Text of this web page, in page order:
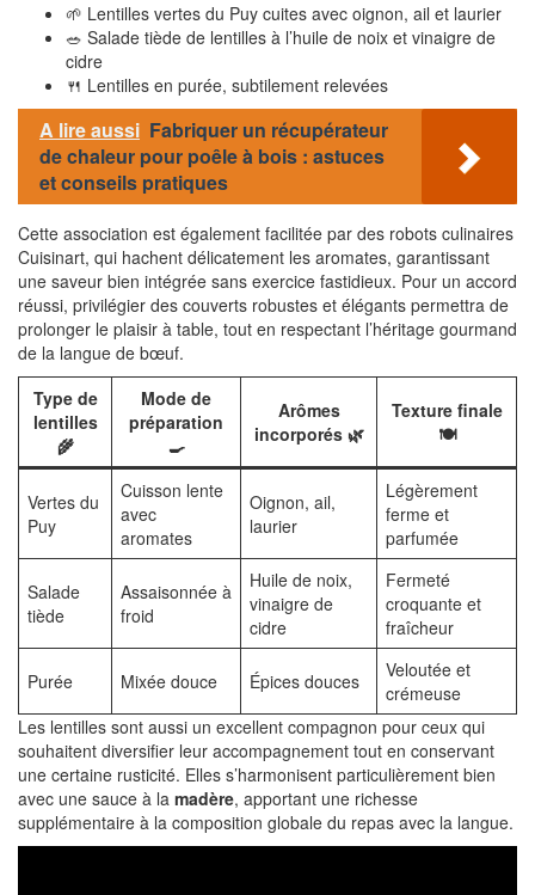
🌱 Lentilles vertes du Puy cuites avec oignon, ail et laurier
🥗 Salade tiède de lentilles à l’huile de noix et vinaigre de
cidre
🍴 Lentilles en purée, subtilement relevées
A lire aussi Fabriquer un récupérateur
de chaleur pour poêle à bois : astuces
et conseils pratiques
Cette association est également facilitée par des robots culinaires
Cuisinart, qui hachent délicatement les aromates, garantissant
une saveur bien intégrée sans exercice fastidieux. Pour un accord
réussi, privilégier des couverts robustes et élégants permettra de
prolonger le plaisir à table, tout en respectant l’héritage gourmand
de la langue de bœuf.
Type de
lentilles
🌾
Mode de
préparation
🍳
Arômes
incorporés 🌿
Texture finale
🍽️
Vertes du
Puy
Cuisson lente
avec
aromates
Oignon, ail,
laurier
Légèrement
ferme et
parfumée
Salade
tiède
Assaisonnée à
froid
Huile de noix,
vinaigre de
cidre
Fermeté
croquante et
fraîcheur
Purée Mixée douce Épices douces
Veloutée et
crémeuse
Les lentilles sont aussi un excellent compagnon pour ceux qui
souhaitent diversifier leur accompagnement tout en conservant
une certaine rusticité. Elles s’harmonisent particulièrement bien
avec une sauce à la madère, apportant une richesse
supplémentaire à la composition globale du repas avec la langue.